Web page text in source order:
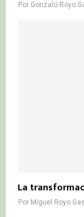
Por Gonzalo Royo
La
Por Miguel Royo